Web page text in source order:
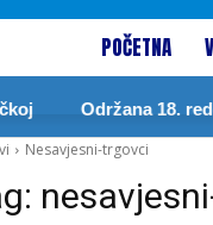
POČETNA
Održana 18.
Nesavjesni-trgovci